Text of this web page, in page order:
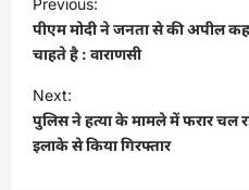
o
s
t
n
a
पीएम मोदी ने जनता से की अपील
चाहते है : वाराणसी
Next:
पुलिस ने हत्या के मामले में फरार चल
इलाके से किया गिरफ्तार